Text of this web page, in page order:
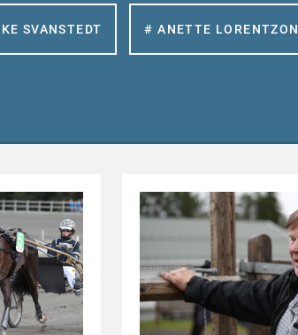
SVANSTEDT # ANETTE LORENTZON